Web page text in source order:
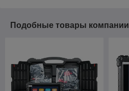
Подобные товары компании